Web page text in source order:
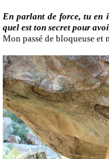
En parlant de force, tu en
quel est ton secret pour
Mon passé de bloqueuse et